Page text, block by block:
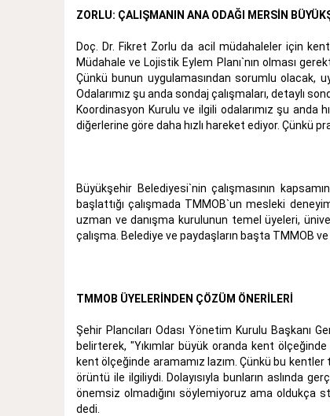
ZORLU: ÇALIŞMANIN ANA ODAĞI MERSİN
Doç. Dr. Fikret Zorlu da acil müdahaleler için
Müdahale ve Lojistik Eylem Planı`nın olması
Çünkü bunun uygulamasından sorumlu olacak,
Odalarımız şu anda sondaj çalışmaları, detaylı
Koordinasyon Kurulu ve ilgili odalarımız şu anda
diğerlerine göre daha hızlı hareket ediyor. Çünkü
Büyükşehir Belediyesi`nin çalışmasının
başlattığı çalışmada TMMOB`un mesleki
uzman ve danışma kurulunun temel üyeleri,
çalışma. Belediye ve paydaşların başta TMMOB
TMMOB ÜYELERİNDEN ÇÖZÜM ÖNERİLERİ
Şehir Plancıları Odası Yönetim Kurulu
belirterek, "Yıkımlar büyük oranda kent
kent ölçeğinde aramamız lazım. Çünkü bu
örüntü ile ilgiliydi. Dolayısıyla bunların aslında
önemsiz olmadığını söylemiyoruz ama oldukça
dedi.